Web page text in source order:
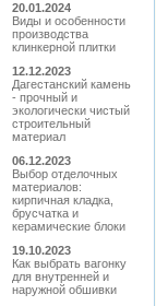
20.01.2024
Виды и особенности
производства
клинкерной плитки
12.12.2023
Дагестанский камень
- прочный и
экологически чистый
строительный
материал
06.12.2023
Выбор отделочных
материалов:
кирпичная кладка,
брусчатка и
керамические блоки
19.10.2023
Как выбрать вагонку
для внутренней и
наружной обшивки